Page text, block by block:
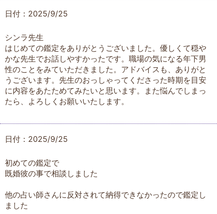
日付：2025/9/25
シンラ先生
はじめての鑑定をありがとうございました。優しくて穏や
かな先生でお話しやすかったです。職場の気になる年下男
性のことをみていただきました。アドバイスも、ありがと
うございます。先生のおっしゃってくださった時期を目安
に内容をあたためてみたいと思います。また悩んでしまっ
たら、よろしくお願いいたします。
日付：2025/9/25
初めての鑑定で
既婚彼の事で相談しました
他の占い師さんに反対されて納得できなかったので鑑定し
ました